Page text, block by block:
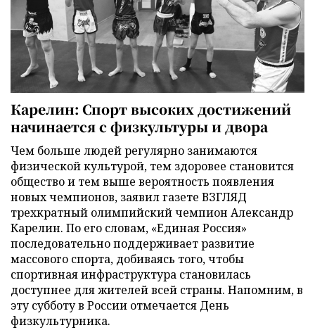
Карелин: Спорт высоких достижений
начинается с физкультуры и двора
Чем больше людей регулярно занимаются
физической культурой, тем здоровее становится
общество и тем выше вероятность появления
новых чемпионов, заявил газете ВЗГЛЯД
трехкратный олимпийский чемпион Александр
Карелин. По его словам, «Единая Россия»
последовательно поддерживает развитие
массового спорта, добиваясь того, чтобы
спортивная инфраструктура становилась
доступнее для жителей всей страны. Напомним, в
эту субботу в России отмечается День
физкультурника.